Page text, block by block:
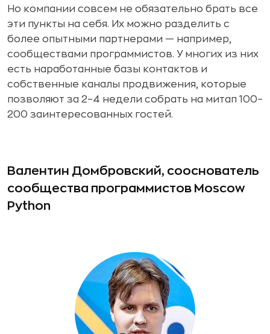
Но компании совсем не обязательно брать все
эти пункты на себя. Их можно разделить с
более опытными партнерами — например,
сообществами программистов. У многих из них
есть наработанные базы контактов и
собственные каналы продвижения, которые
позволяют за 2–4 недели собрать на митап 100–
200 заинтересованных гостей.
Валентин Домбровский, сооснователь
сообщества программистов Moscow
Python